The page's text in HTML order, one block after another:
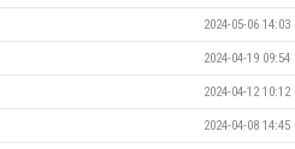
2024-05-06 14:03
2024-04-19 09:54
2024-04-12 10:12
2024-04-08 14:45